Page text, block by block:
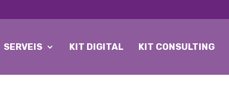
SERVEIS KIT DIGITAL KIT CONSULTING